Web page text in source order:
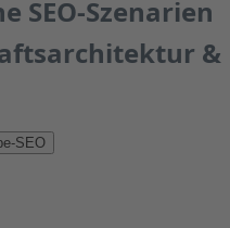
SEO-Szenarien
&
SEO